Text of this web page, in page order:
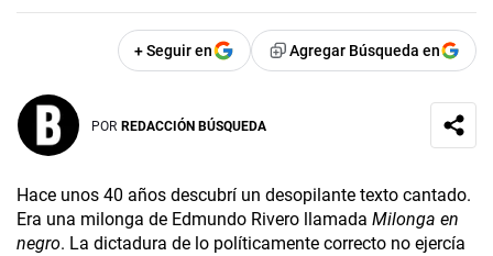
+ Seguir en Agregar Búsqueda en
POR REDACCIÓN BÚSQUEDA
Hace unos 40 años descubrí un desopilante texto cantado.
Era una milonga de Edmundo Rivero llamada Milonga en
negro. La dictadura de lo políticamente correcto no ejercía